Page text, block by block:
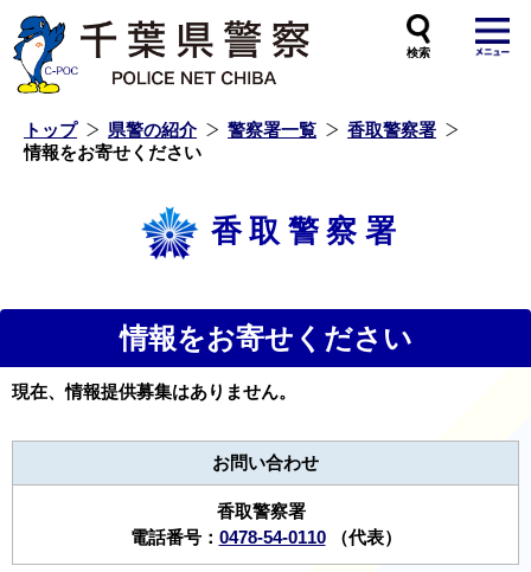
トップ 県警の紹介 警察署一覧
香取警察署
情報をお寄せください
香取警察署
情報をお寄せください
現在、情報提供募集はありません。
お問い合わせ
香取警察署
電話番号： 0478-54-0110（代表）